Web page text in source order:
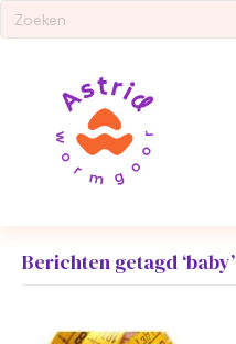
Berichten getagd ‘baby’